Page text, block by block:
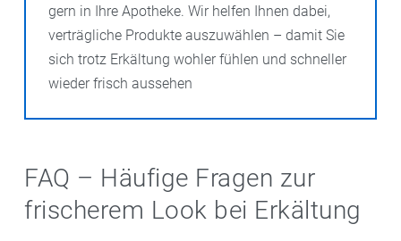
gern in Ihre Apotheke. Wir helfen Ihnen dabei,
verträgliche Produkte auszuwählen – damit Sie
sich trotz Erkältung wohler fühlen und schneller
wieder frisch aussehen
FAQ – Häufige Fragen zur
frischerem Look bei Erkältung